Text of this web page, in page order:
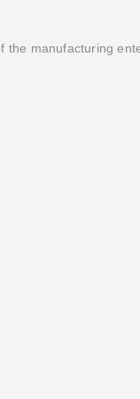
the manufacturing